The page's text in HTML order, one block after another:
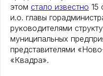
этом стало известно 15
и.о. главы
руководителями
муниципальных
представителями
«Квадра».